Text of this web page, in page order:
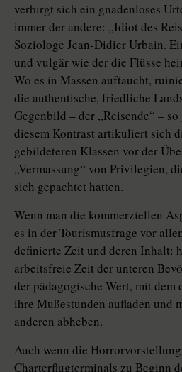
verbirgt sich ein gnadenloses
immer der andere: „Idiot des
Soziologe Jean-Didier Urbain.
und vulgär wie der die Flüsse
Wo es in Massen auftaucht,
die authentische, friedliche
Gegenbild – der „Reisende“ –
diesem Kontrast artikuliert sich
gebildeteren Klassen vor der
„Vermassung“ von Privilegien,
sich gepachtet hatten.
Wenn man die kommerziellen
es in der Tourismusfrage vor
definierte Zeit und deren Inhalt:
arbeitsfreie Zeit der unteren
der pädagogische Wert, mit dem
ihre Mußestunden aufladen und
anderen abheben.
Auch wenn die
Charterflugterminals zu Beginn